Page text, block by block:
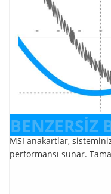
BENZERSİZ
MSI anakartlar,
performansı sunar.